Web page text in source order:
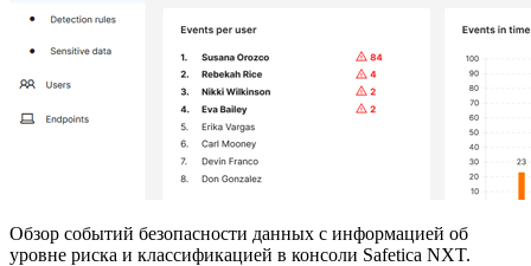
Обзор событий безопасности данных с информацией об
уровне риска и классификацией в консоли Safetica NXT.